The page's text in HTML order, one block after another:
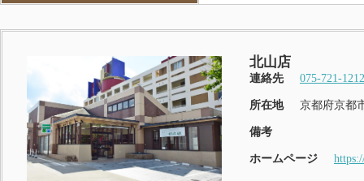
北山店
連絡先 075-721-1212
所在地 京都府京都
備考
ホームページ